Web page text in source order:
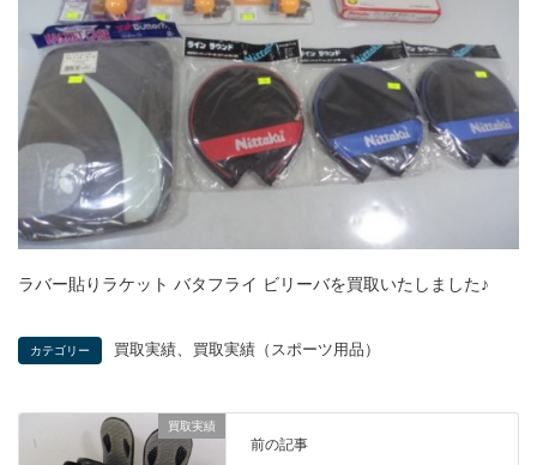
ラバー貼りラケット バタフライ ビリーバを買取いたしました♪
カテゴリー 買取実績 買取実績（スポーツ用品）
買取実績
前の記事